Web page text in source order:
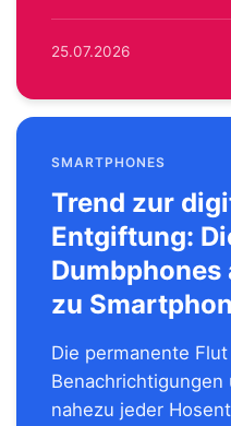
25.07.2026
SMARTPHONES
Trend zur
Entgiftung:
zu
Die permanente
nahezu jeder